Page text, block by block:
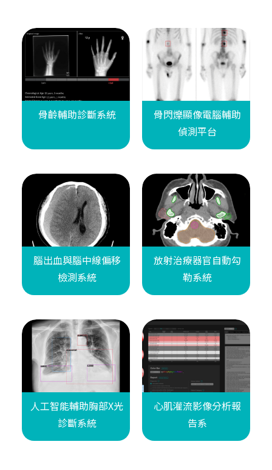
骨齡輔助診斷系統
骨閃爍顯像電腦輔助
偵測平台
腦出血與腦中線偏移
檢測系統
放射治療器官自動勾
勒系統
人工智能輔助胸部X光
診斷系統
心肌灌流影像分析報
告系